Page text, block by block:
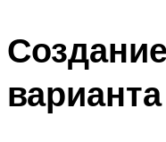
варианта